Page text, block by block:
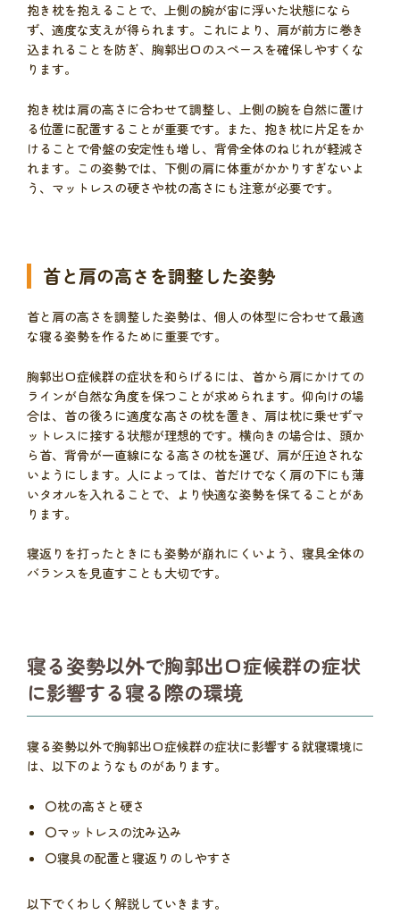
抱き枕を抱えることで、上側の腕が宙に浮いた状態になら
ず、適度な支えが得られます。これにより、肩が前方に巻き
込まれることを防ぎ、胸郭出口のスペースを確保しやすくな
ります。
抱き枕は肩の高さに合わせて調整し、上側の腕を自然に置け
る位置に配置することが重要です。また、抱き枕に片足をか
けることで骨盤の安定性も増し、背骨全体のねじれが軽減さ
れます。この姿勢では、下側の肩に体重がかかりすぎないよ
う、マットレスの硬さや枕の高さにも注意が必要です。
首と肩の高さを調整した姿勢
首と肩の高さを調整した姿勢は、個人の体型に合わせて最適
な寝る姿勢を作るために重要です。
胸郭出口症候群の症状を和らげるには、首から肩にかけての
ラインが自然な角度を保つことが求められます。仰向けの場
合は、首の後ろに適度な高さの枕を置き、肩は枕に乗せずマ
ットレスに接する状態が理想的です。横向きの場合は、頭か
ら首、背骨が一直線になる高さの枕を選び、肩が圧迫されな
いようにします。人によっては、首だけでなく肩の下にも薄
いタオルを入れることで、より快適な姿勢を保てることがあ
ります。
寝返りを打ったときにも姿勢が崩れにくいよう、寝具全体の
バランスを見直すことも大切です。
寝る姿勢以外で胸郭出口症候群の症状
に影響する寝る際の環境
寝る姿勢以外で胸郭出口症候群の症状に影響する就寝環境に
は、以下のようなものがあります。
〇枕の高さと硬さ
〇マットレスの沈み込み
〇寝具の配置と寝返りのしやすさ
以下でくわしく解説していきます。